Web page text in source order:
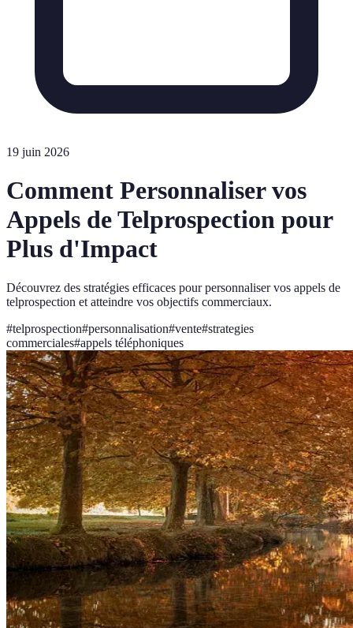
19 juin 2026
Comment Personnaliser vos
Appels de Telprospection pour
Plus d'Impact
Découvrez des stratégies efficaces pour personnaliser vos appels de
telprospection et atteindre vos objectifs commerciaux.
#telprospection#personnalisation#vente#strategies
commerciales#appels téléphoniques